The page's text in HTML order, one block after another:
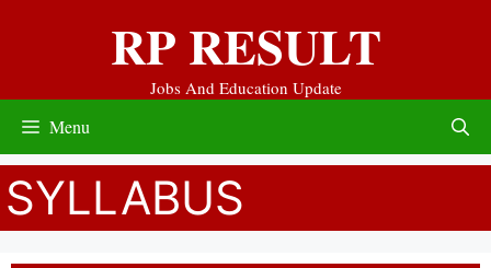
RP RESULT
Jobs And Education Update
Menu
SYLLABUS